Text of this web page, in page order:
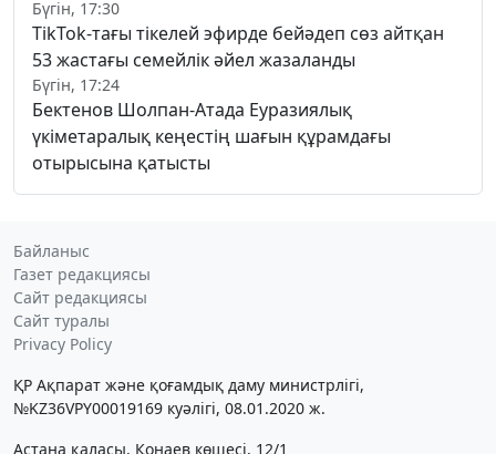
Бүгін, 17:30
TikTok-тағы тікелей эфирде бейәдеп сөз айтқан
53 жастағы семейлік әйел жазаланды
Бүгін, 17:24
Бектенов Шолпан-Атада Еуразиялық
үкіметаралық кеңестің шағын құрамдағы
отырысына қатысты
Байланыс
Газет редакциясы
Сайт редакциясы
Сайт туралы
Privacy Policy
ҚР Ақпарат және қоғамдық даму министрлігі,
№KZ36VPY00019169 куәлігі, 08.01.2020 ж.
Астана қаласы, Қонаев көшесі, 12/1